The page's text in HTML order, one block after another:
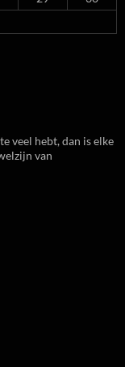
veel hebt, dan is elke
van